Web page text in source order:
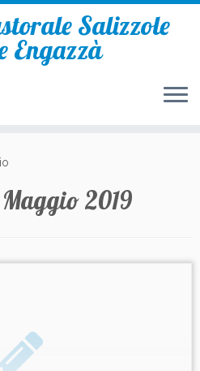
Salizzole
Engazzà
Maggio 2019